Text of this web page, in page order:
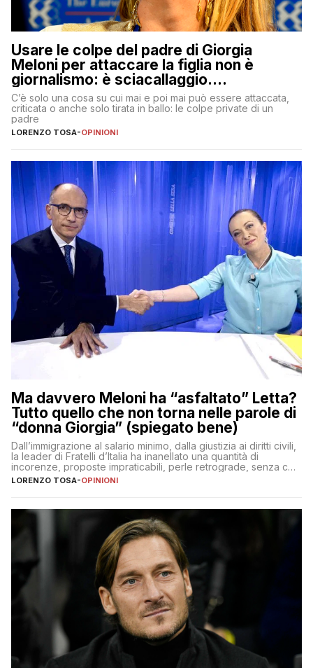
Usare le colpe del padre di Giorgia
Meloni per attaccare la figlia non è
giornalismo: è sciacallaggio.
Dimostriamo di essere diversi
C’è solo una cosa su cui mai e poi mai può essere attaccata,
criticata o anche solo tirata in ballo: le colpe private di un
padre
LORENZO TOSA-OPINIONI
Ma davvero Meloni ha “asfaltato” Letta?
Tutto quello che non torna nelle parole di
“donna Giorgia” (spiegato bene)
Dall’immigrazione al salario minimo, dalla giustizia ai diritti civili,
la leader di Fratelli d’Italia ha inanellato una quantità di
incorenze, proposte impraticabili, perle retrograde, senza che
nessuno – a destra come a sinistra – glielo abbia fatto notare
LORENZO TOSA-OPINIONI